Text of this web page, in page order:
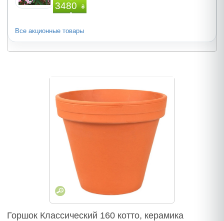
3480 ₴
Все акционные товары
Горшок Классический 160 котто, керамика